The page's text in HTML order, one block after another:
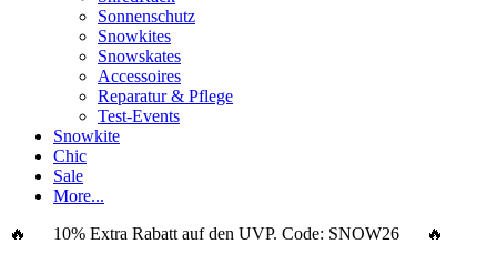
Sonnenschutz
Snowkites
Snowskates
Accessoires
Reparatur & Pflege
Test-Events
Snowkite
Chic
Sale
More...
🔥 10% Extra Rabatt auf den UVP. Code: SNOW26 🔥